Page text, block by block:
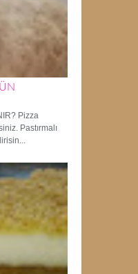
Pizza
Pastırmalı